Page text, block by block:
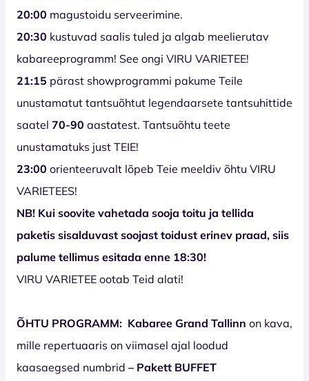
20:00 magustoidu serveerimine.
20:30 kustuvad saalis tuled ja algab meelierutav
kabareeprogramm! See ongi VIRU VARIETEE!
21:15 pärast showprogrammi pakume Teile
unustamatut tantsuõhtut legendaarsete tantsuhittide
saatel 70-90 aastatest. Tantsuõhtu teete
unustamatuks just TEIE!
23:00 orienteeruvalt lõpeb Teie meeldiv õhtu VIRU
VARIETEES!
NB! Kui soovite vahetada sooja toitu ja tellida
paketis sisalduvast soojast toidust erinev praad, siis
palume tellimus esitada enne 18:30!
VIRU VARIETEE ootab Teid alati!
ÕHTU PROGRAMM: Kabaree Grand Tallinn on kava,
mille repertuaaris on viimasel ajal loodud
kaasaegsed numbrid – Pakett BUFFET